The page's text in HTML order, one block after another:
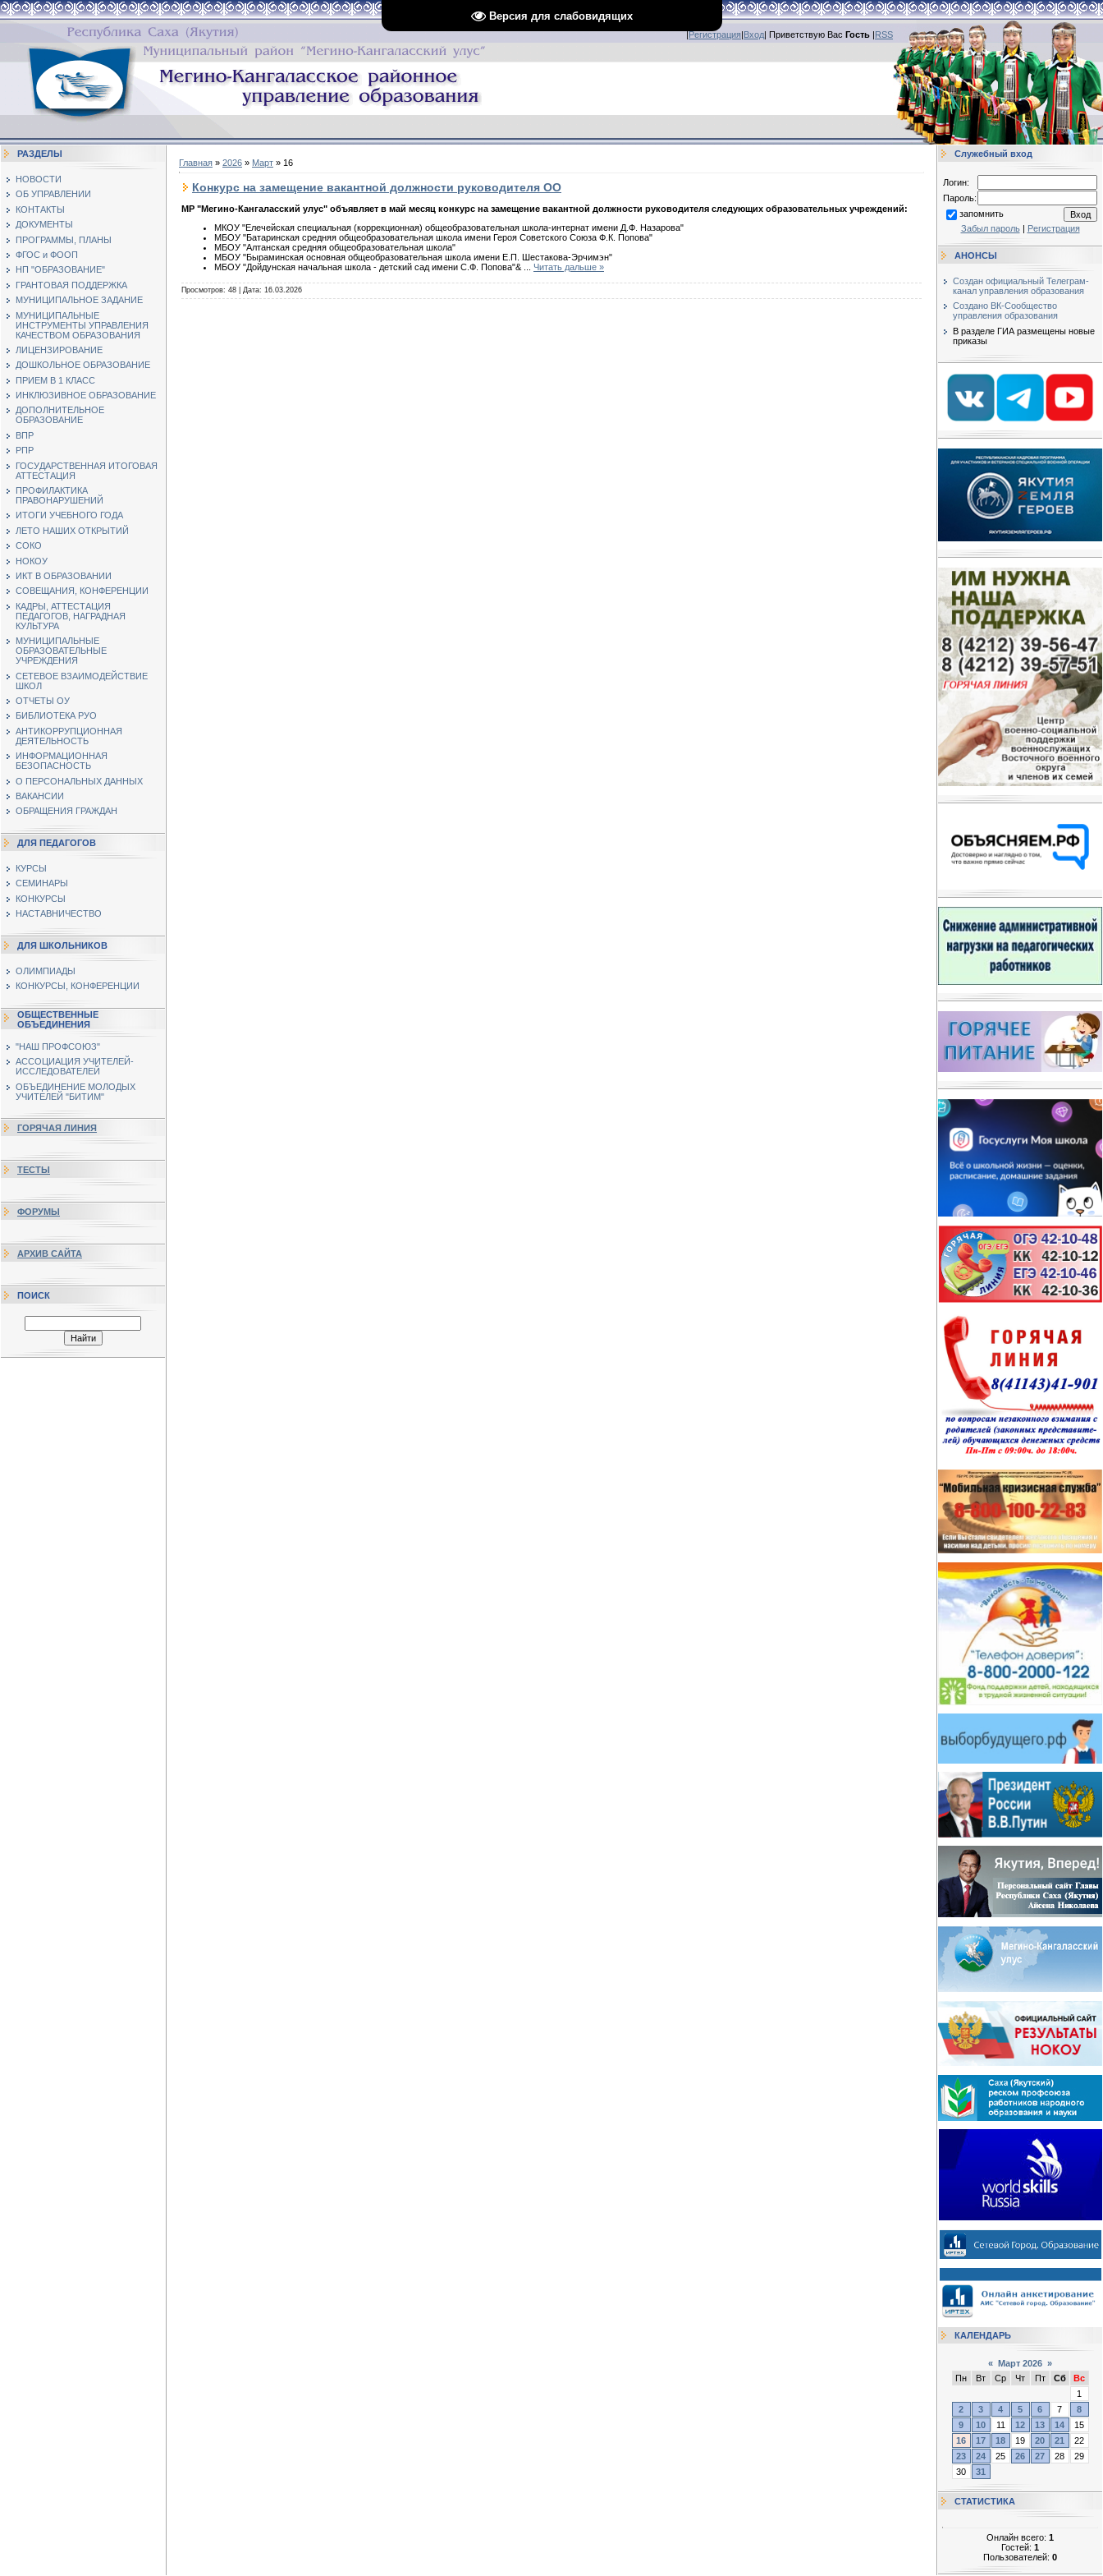
Версия для слабовидящих
|Регистрация|Вход| Приветствую Вас Гость |RSS
РАЗДЕЛЫ
НОВОСТИ
ОБ УПРАВЛЕНИИ
КОНТАКТЫ
ДОКУМЕНТЫ
ПРОГРАММЫ, ПЛАНЫ
ФГОС и ФООП
НП "ОБРАЗОВАНИЕ"
ГРАНТОВАЯ ПОДДЕРЖКА
МУНИЦИПАЛЬНОЕ ЗАДАНИЕ
МУНИЦИПАЛЬНЫЕ
ИНСТРУМЕНТЫ УПРАВЛЕНИЯ
КАЧЕСТВОМ ОБРАЗОВАНИЯ
ЛИЦЕНЗИРОВАНИЕ
ДОШКОЛЬНОЕ ОБРАЗОВАНИЕ
ПРИЕМ В 1 КЛАСС
ИНКЛЮЗИВНОЕ ОБРАЗОВАНИЕ
ДОПОЛНИТЕЛЬНОЕ
ОБРАЗОВАНИЕ
ВПР
РПР
ГОСУДАРСТВЕННАЯ ИТОГОВАЯ
АТТЕСТАЦИЯ
ПРОФИЛАКТИКА
ПРАВОНАРУШЕНИЙ
ИТОГИ УЧЕБНОГО ГОДА
ЛЕТО НАШИХ ОТКРЫТИЙ
СОКО
НОКОУ
ИКТ В ОБРАЗОВАНИИ
СОВЕЩАНИЯ, КОНФЕРЕНЦИИ
КАДРЫ, АТТЕСТАЦИЯ
ПЕДАГОГОВ, НАГРАДНАЯ
КУЛЬТУРА
МУНИЦИПАЛЬНЫЕ
ОБРАЗОВАТЕЛЬНЫЕ
УЧРЕЖДЕНИЯ
СЕТЕВОЕ ВЗАИМОДЕЙСТВИЕ
ШКОЛ
ОТЧЕТЫ ОУ
БИБЛИОТЕКА РУО
АНТИКОРРУПЦИОННАЯ
ДЕЯТЕЛЬНОСТЬ
ИНФОРМАЦИОННАЯ
БЕЗОПАСНОСТЬ
О ПЕРСОНАЛЬНЫХ ДАННЫХ
ВАКАНСИИ
ОБРАЩЕНИЯ ГРАЖДАН
ДЛЯ ПЕДАГОГОВ
КУРСЫ
СЕМИНАРЫ
КОНКУРСЫ
НАСТАВНИЧЕСТВО
ДЛЯ ШКОЛЬНИКОВ
ОЛИМПИАДЫ
КОНКУРСЫ, КОНФЕРЕНЦИИ
ОБЩЕСТВЕННЫЕ
ОБЪЕДИНЕНИЯ
"НАШ ПРОФСОЮЗ"
АССОЦИАЦИЯ УЧИТЕЛЕЙ-
ИССЛЕДОВАТЕЛЕЙ
ОБЪЕДИНЕНИЕ МОЛОДЫХ
УЧИТЕЛЕЙ "БИТИМ"
ГОРЯЧАЯ ЛИНИЯ
ТЕСТЫ
ФОРУМЫ
АРХИВ САЙТА
ПОИСК
Главная » 2026 » Март » 16
Конкурс на замещение вакантной должности руководителя ОО
МР "Мегино-Кангаласский улус" объявляет в май месяц конкурс на замещение вакантной должности руководителя следующих образовательных учреждений:
МКОУ "Елечейская специальная (коррекционная) общеобразовательная школа-интернат имени Д.Ф. Назарова"
МБОУ "Батаринская средняя общеобразовательная школа имени Героя Советского Союза Ф.К. Попова"
МБОУ "Алтанская средняя общеобразовательная школа"
МБОУ "Быраминская основная общеобразовательная школа имени Е.П. Шестакова-Эрчимэн"
МБОУ "Дойдунская начальная школа - детский сад имени С.Ф. Попова"&
Читать дальше »
Просмотров: 48 | Дата: 16.03.2026
Служебный вход
Логин:
Пароль:
запомнить
Забыл пароль| Регистрация
АНОНСЫ
Создан официальный Телеграм-
канал управления образования
Создано ВК-Сообщество
управления образования
В разделе ГИА размещены новые
приказы
КАЛЕНДАРЬ
« Март 2026 »
Пн
Вт Ср Чт Пт Сб
Вс
1
2
3 4 5 6 7
8
9
10 11 12 13 14
15
16
17 18 19 20 21
22
23
24 25 26 27 28
29
30
31
СТАТИСТИКА
Онлайн всего: 1
Гостей: 1
Пользователей: 0